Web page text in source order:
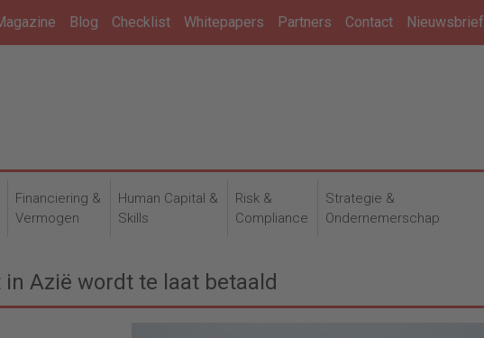
Blog Checklist Whitepapers Partners Contact Nieuwsbrief
Financiering &
Vermogen
Human Capital &
Skills
Risk &
Compliance
Strategie &
Ondernemerschap
Azië wordt te laat betaald